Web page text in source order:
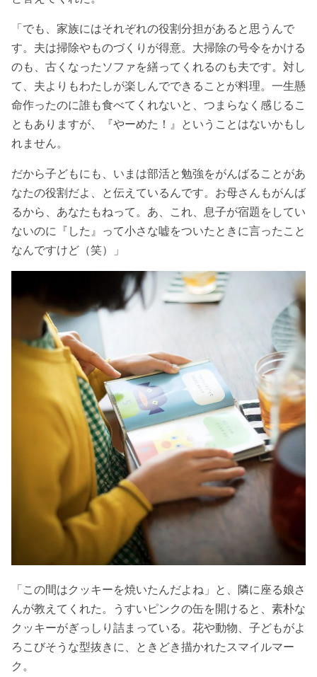
「でも、家族にはそれぞれの役割分担があると思うんで
す。夫は掃除やものづくりが得意。大掃除の号令をかける
のも、古くなったソファを繕ってくれるのも夫です。対し
て、夫よりもわたしが楽しんでできることが料理。一生懸
命作ったのに誰も食べてくれないと、つまらなく感じるこ
ともありますが、『やーめた！』ということはないかもし
れません。
だから子どもにも、いまは部活と勉強をがんばることがあ
なたの役割だよ、と伝えているんです。お母さんもがんば
るから、あなたもねって。あ、これ、息子が宿題をしてい
ないのに『した』って小さな嘘をついたときに言ったこと
なんですけど（笑）」
「この間はクッキーを焼いたんだよね」と、隣に座る娘さ
んが教えてくれた。うすいピンクの缶を開けると、素朴な
クッキーがぎっしり詰まっている。花や動物、子どもがよ
ろこびそうな型抜きに、ときどき描かれたスマイルマー
ク。